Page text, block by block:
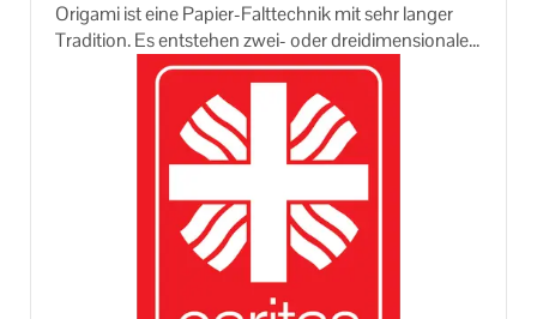
Ori­ga­mi ist eine Papier-​Falttechnik mit sehr lan­ger
Tra­di­ti­on. Es ent­ste­hen zwei- oder drei­di­men­sio­na­le
For­men, Ge­gen­stän­de, geo­me­tri­sche Kör­per, Ster­ne,
Schach­teln und vie­les mehr.
Ori­ga­mi fal­ten re­du­ziert Stress, dient der Ent­span­
nung und för­dert die Ko­or­di­na­ti­on der Hände. Fein­
mo­to­rik und Ge­dächt­nis wer­den ge­schult. Ge­mein­
sa­mes Fal­ten ver­bin­det und lässt so­zia­le Kon­tak­te
ent­ste­hen und wach­sen.